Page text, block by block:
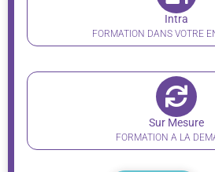
Intra
FORMATION DANS VOTRE
Sur Mesure
FORMATION A LA